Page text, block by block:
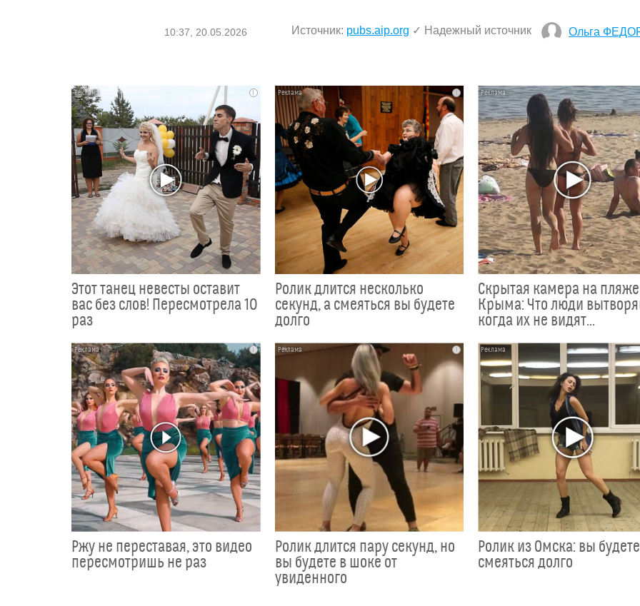
10:37, 20.05.2026 Источник: pubs.aip.org ✓ Надежный источник Ольга
i
Этот танец невесты оставит
вас без слов! Пересмотрела 10
раз
i
Ролик длится несколько
секунд, а смеяться вы будете
долго
Скрытая камера на пляже
Крыма: Что люди
когда их не видят...
Ржу не переставая, это видео
пересмотришь не раз
Ролик длится пару секунд, но
вы будете в шоке от
увиденного
Ролик из Омска: вы будете
смеяться долго